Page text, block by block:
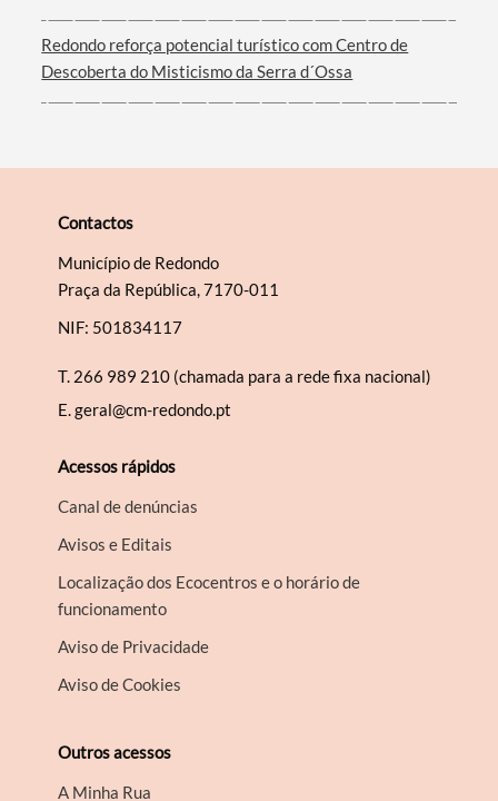
Redondo reforça potencial turístico com Centro de
Descoberta do Misticismo da Serra d´Ossa
Contactos
Município de Redondo
Praça da República, 7170-011
NIF: 501834117
T. 266 989 210 (chamada para a rede fixa nacional)
E.geral@cm-redondo.pt
Acessos rápidos
Canal de denúncias
Avisos e Editais
Localização dos Ecocentros e o horário de
funcionamento
Aviso de Privacidade
Aviso de Cookies
Outros acessos
A Minha Rua